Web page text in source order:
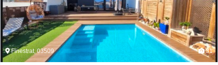
Finestrat, 03509 31